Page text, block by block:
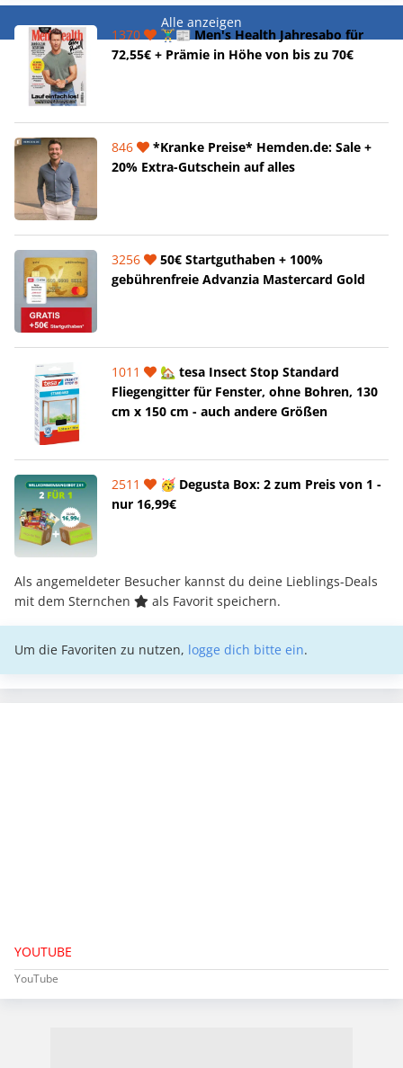
Alle anzeigen
1370
🏋️‍♂️📰 Men's Health Jahresabo für
72,55€ + Prämie in Höhe von bis zu 70€
846
*Kranke Preise* Hemden.de: Sale +
20% Extra-Gutschein auf alles
3256
50€ Startguthaben + 100%
gebührenfreie Advanzia Mastercard Gold
1011
🏡 tesa Insect Stop Standard
Fliegengitter für Fenster, ohne Bohren, 130
cm x 150 cm - auch andere Größen
2511
🥳 Degusta Box: 2 zum Preis von 1 -
nur 16,99€
Als angemeldeter Besucher kannst du deine Lieblings-Deals
mit dem Sternchen
als Favorit speichern.
Um die Favoriten zu nutzen, logge dich bitte ein.
YOUTUBE
YouTube